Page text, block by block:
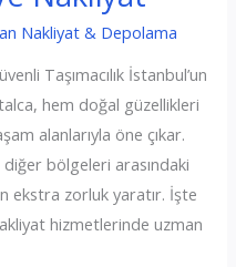
Nakliyat & Depolama
Taşımacılık İstanbul’un
hem doğal güzellikleri
alanlarıyla öne çıkar.
bölgeleri arasındaki
ekstra zorluk yaratır. İşte
hizmetlerinde uzman